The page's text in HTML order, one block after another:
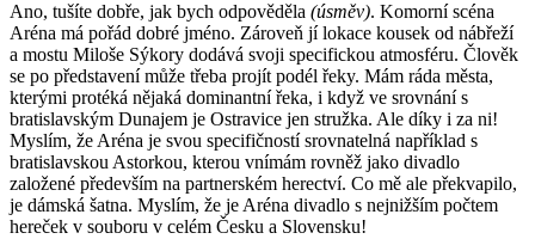
Ano, tušíte dobře, jak bych odpověděla (úsměv). Komorní scéna
Aréna má pořád dobré jméno. Zároveň jí lokace kousek od nábřeží
a mostu Miloše Sýkory dodává svoji specifickou atmosféru. Člověk
se po představení může třeba projít podél řeky. Mám ráda města,
kterými protéká nějaká dominantní řeka, i když ve srovnání s
bratislavským Dunajem je Ostravice jen stružka. Ale díky i za ni!
Myslím, že Aréna je svou specifičností srovnatelná například s
bratislavskou Astorkou, kterou vnímám rovněž jako divadlo
založené především na partnerském herectví. Co mě ale překvapilo,
je dámská šatna. Myslím, že je Aréna divadlo s nejnižším počtem
hereček v souboru v celém Česku a Slovensku!